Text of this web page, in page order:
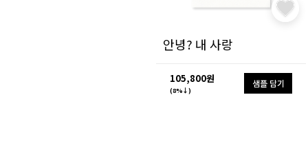
안녕? 내 사랑
105,800원
(8%↓)
샘플 담기